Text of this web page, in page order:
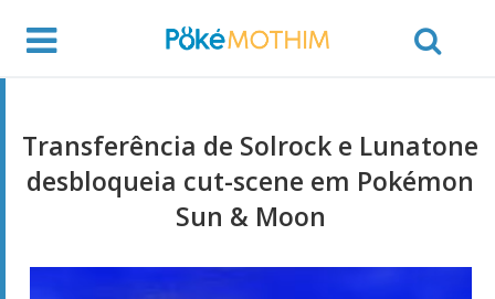
Transferência de Solrock e Lunatone
desbloqueia cut-scene em Pokémon
Sun & Moon